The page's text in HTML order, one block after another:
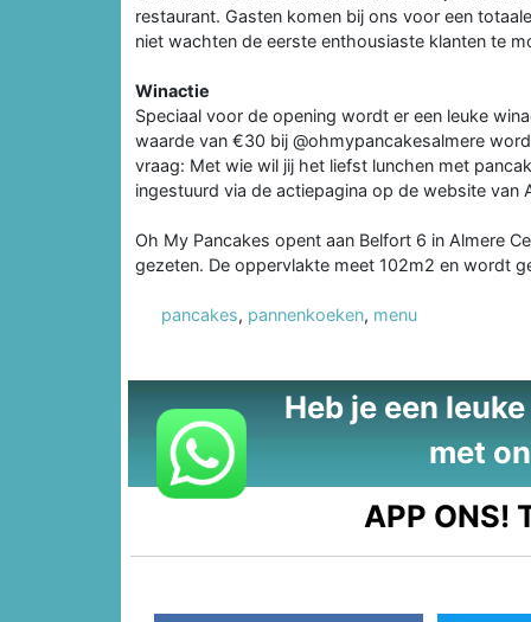
restaurant. Gasten komen bij ons voor een
niet wachten de eerste enthousiaste klanten te
Winactie
Speciaal voor de opening wordt er een leuke
waarde van €30 bij @ohmypancakesalmere
vraag: Met wie wil jij het liefst lunchen met
ingestuurd via de actiepagina op de website van
Oh My Pancakes opent aan Belfort 6 in Almere
gezeten. De oppervlakte meet 102m2 en wordt
pancakes, pannenkoeken, menu
Heb je een
met
APP ONS!